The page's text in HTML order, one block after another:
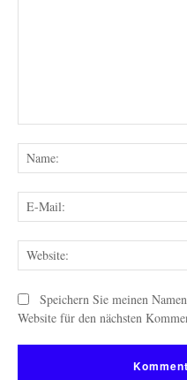
Speichern Sie meinen
Website für den nächsten